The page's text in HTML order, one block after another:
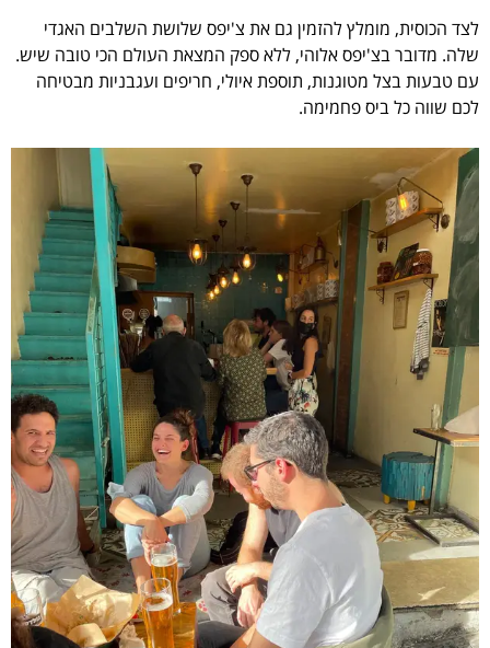
לצד הכוסית, מומלץ להזמין גם את צ'יפס שלושת השלבים האגדי
שלה. מדובר בצ'יפס אלוהי, ללא ספק המצאת העולם הכי טובה שיש.
עם טבעות בצל מטוגנות, תוספת איולי, חריפים ועגבניות מבטיחה
לכם שווה כל ביס פחמימה.